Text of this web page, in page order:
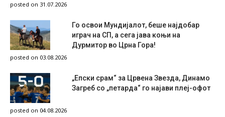
posted on 31.07.2026
Го освои Мундијалот, беше најдобар
играч на СП, а сега јава коњи на
Дурмитор во Црна Гора!
posted on 03.08.2026
„Епски срам“ за Црвена Звезда, Динамо
Загреб со „петарда“ го најави плеј-офот
posted on 04.08.2026